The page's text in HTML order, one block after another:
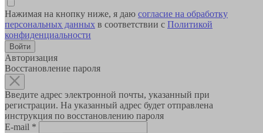
Нажимая на кнопку ниже, я даю согласие на обработку
персональных данных в соответствии с Политикой
конфиденциальности
Авторизация
Восстановление пароля
Введите адрес электронной почты, указанный при
регистрации. На указанный адрес будет отправлена
инструкция по восстановлению пароля
E-mail *